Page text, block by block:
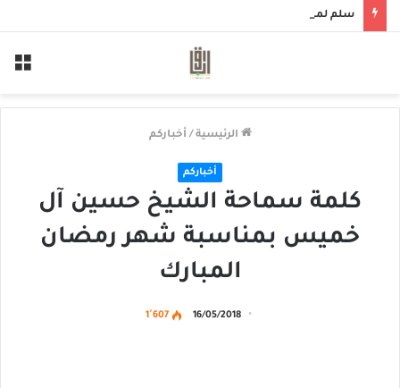
سلم لمن سالمكم
الرئيسية / أخباركم
أخباركم
كلمة سماحة الشيخ حسين آل
خميس بمناسبة شهر رمضان
المبارك
16/05/2018 1٬607